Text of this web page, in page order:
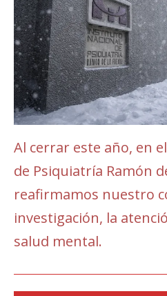
Al cerrar este año, en
de Psiquiatría Ramón
reafirmamos nuestro
investigación, la
salud mental.